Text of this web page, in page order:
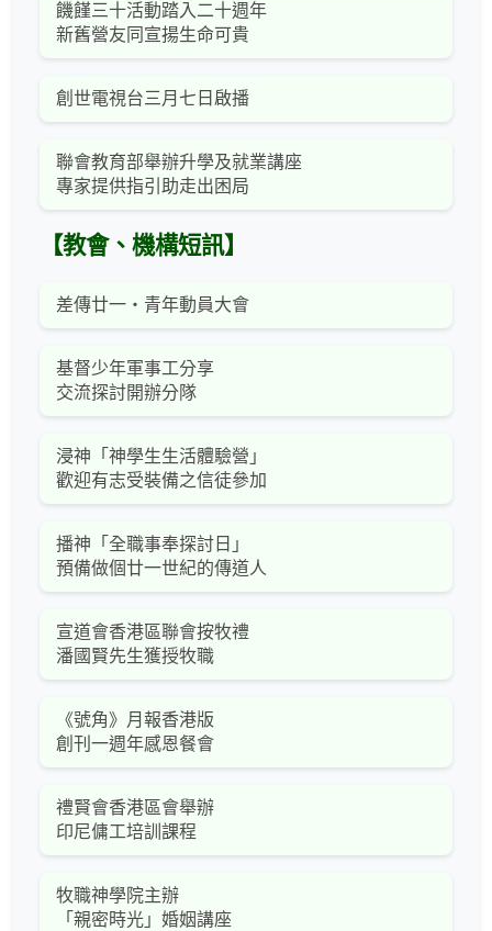
饑饉三十活動踏入二十週年
新舊營友同宣揚生命可貴
創世電視台三月七日啟播
聯會教育部舉辦升學及就業講座
專家提供指引助走出困局
【教會、機構短訊】
差傳廿一‧青年動員大會
基督少年軍事工分享
交流探討開辦分隊
浸神「神學生生活體驗營」
歡迎有志受裝備之信徒參加
播神「全職事奉探討日」
預備做個廿一世紀的傳道人
宣道會香港區聯會按牧禮
潘國賢先生獲授牧職
《號角》月報香港版
創刊一週年感恩餐會
禮賢會香港區會舉辦
印尼傭工培訓課程
牧職神學院主辦
「親密時光」婚姻講座